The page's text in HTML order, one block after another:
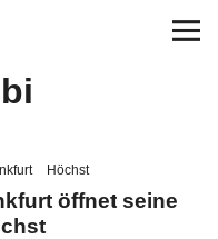
Höchst
öffnet seine